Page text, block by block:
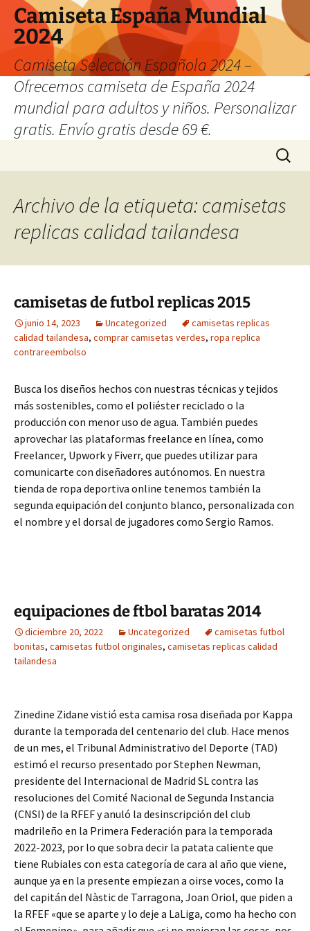
Camiseta España Mundial
2024
Camiseta Selección Española 2024 –
Ofrecemos camiseta de España 2024
mundial para adultos y niños. Personalizar
gratis. Envío gratis desde 69 €.
Buscar:
Archivo de la etiqueta: camisetas
replicas calidad tailandesa
camisetas de futbol replicas 2015
junio 14, 2023 Uncategorized
camisetas replicas
calidad tailandesa, comprar camisetas verdes, ropa replica
contrareembolso
Busca los diseños hechos con nuestras técnicas y tejidos
más sostenibles, como el poliéster reciclado o la
producción con menor uso de agua. También puedes
aprovechar las plataformas freelance en línea, como
Freelancer, Upwork y Fiverr, que puedes utilizar para
comunicarte con diseñadores autónomos. En nuestra
tienda de ropa deportiva online tenemos también la
segunda equipación del conjunto blanco, personalizada con
el nombre y el dorsal de jugadores como Sergio Ramos.
equipaciones de ftbol baratas 2014
diciembre 20, 2022 Uncategorized
camisetas futbol
bonitas, camisetas futbol originales, camisetas replicas calidad
tailandesa
Zinedine Zidane vistió esta camisa rosa diseñada por Kappa
durante la temporada del centenario del club. Hace menos
de un mes, el Tribunal Administrativo del Deporte (TAD)
estimó el recurso presentado por Stephen Newman,
presidente del Internacional de Madrid SL contra las
resoluciones del Comité Nacional de Segunda Instancia
(CNSI) de la RFEF y anuló la desinscripción del club
madrileño en la Primera Federación para la temporada
2022-2023, por lo que sobra decir la patata caliente que
tiene Rubiales con esta categoría de cara al año que viene,
aunque ya en la presente empiezan a oirse voces, como la
del capitán del Nàstic de Tarragona, Joan Oriol, que piden a
la RFEF «que se aparte y lo deje a LaLiga, como ha hecho con